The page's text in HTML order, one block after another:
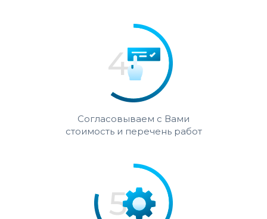
Согласовываем с Вами
стоимость и перечень работ